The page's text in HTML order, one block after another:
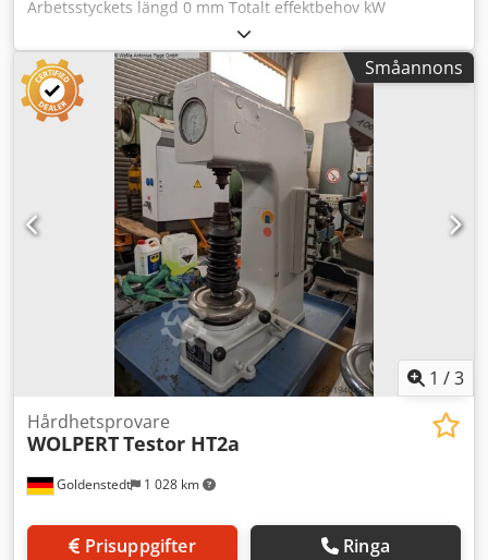
Arbetsstyckets längd 0 mm Totalt effektbehov kW
Maskinvikt ca. t Platsbehov ca. m Cjdpot Hwpgofx Aitorf
Sprickprovningsutrustning för seriedelar
Småannons
1 /3
Goldenstedt 1 028 km
Hårdhetsprovare
WOLPERTTestor HT2a
Prisuppgifter Ringa